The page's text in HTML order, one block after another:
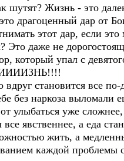
шутят? Жизнь - это
драгоценный дар от
этот дар, если это
Это даже не
который упал с
вдруг становится все по-
без наркоза выломали
улыбаться уже
все явственнее, а еда
жить, а
каждой проблемы